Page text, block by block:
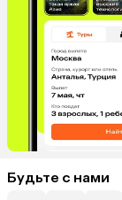
Будьте с нами